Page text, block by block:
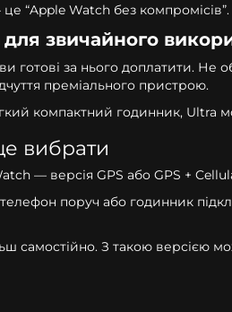
“Apple Watch без компромісів”.
звичайного
готові за нього доплатити.
преміального пристрою.
компактний годинник,
вибрати
— версія GPS або GPS +
поруч або годинник
самостійно. З такою версією